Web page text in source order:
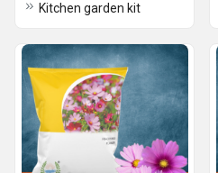
Kitchen garden kit